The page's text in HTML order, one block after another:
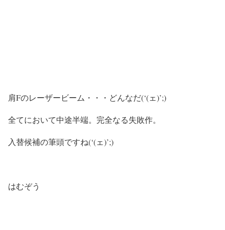
肩Fのレーザービーム・・・どんなだ(‘(ェ)’;)
全てにおいて中途半端。完全なる失敗作。
入替候補の筆頭ですね(‘(ェ)’;)
はむぞう